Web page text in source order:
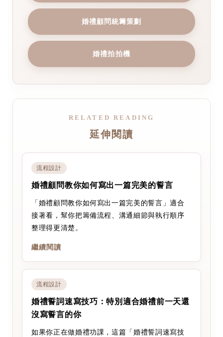
婚禮顧問統籌策劃
婚禮拍拍機
RELATED READING
延伸閱讀
流程設計
婚禮顧問教你如何寫出一篇完美的誓言
「婚禮顧問教你如何寫出一篇完美的誓言」適合
接著看，幫你把籌備流程、溝通細節與執行順序
整理得更清楚。
繼續閱讀
流程設計
婚禮誓詞速寫技巧：特別適合婚禮前一天還
沒寫誓言的你
如果你正在做婚禮功課，這篇「婚禮誓詞速寫技